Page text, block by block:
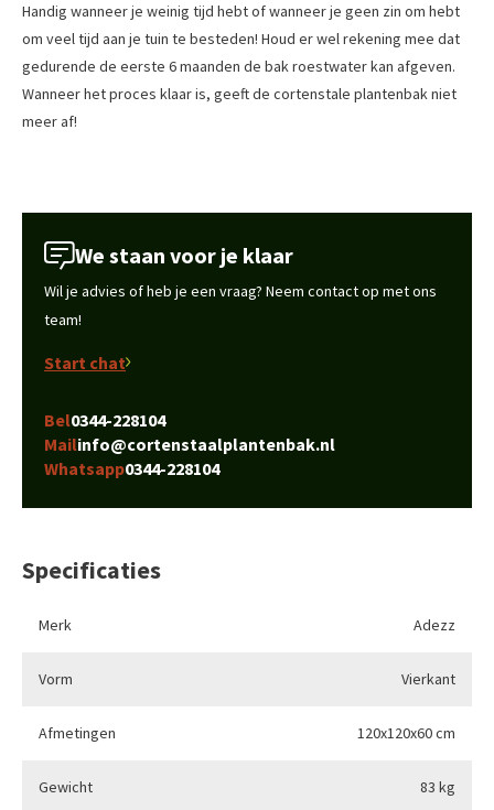
Handig wanneer je weinig tijd hebt of wanneer je geen zin om hebt
om veel tijd aan je tuin te besteden! Houd er wel rekening mee dat
gedurende de eerste 6 maanden de bak roestwater kan afgeven.
Wanneer het proces klaar is, geeft de cortenstale plantenbak niet
meer af!
We staan voor je klaar
Wil je advies of heb je een vraag? Neem contact op met ons
team!
Start chat
Bel0344-228104
Mailinfo@cortenstaalplantenbak.nl
Whatsapp0344-228104
Specificaties
Merk Adezz
Vorm Vierkant
Afmetingen 120x120x60 cm
Gewicht 83 kg